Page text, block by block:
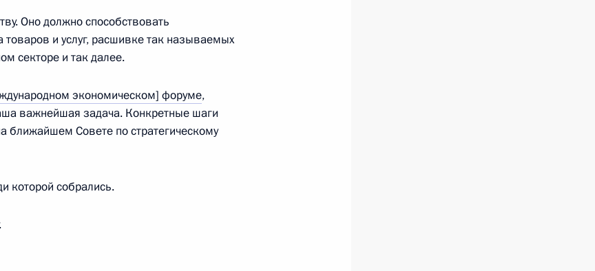
экономики в условиях
материалы
Флота
Оно должно способствовать
и услуг, расшивке так называемых
секторе и так далее.
экономическом] форуме,
важнейшая задача. Конкретные шаги
ближайшем Совете по стратегическому
которой собрались.